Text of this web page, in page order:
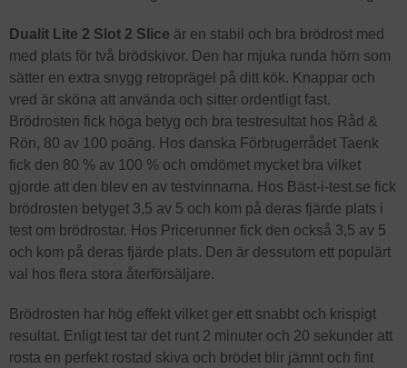
Dualit Lite 2 Slot 2 Slice är en stabil och bra brödrost med
med plats för två brödskivor. Den har mjuka runda hörn som
sätter en extra snygg retroprägel på ditt kök. Knappar och
vred är sköna att använda och sitter ordentligt fast.
Brödrosten fick höga betyg och bra testresultat hos Råd &
Rön, 80 av 100 poäng. Hos danska Förbrugerrådet Taenk
fick den 80 % av 100 % och omdömet mycket bra vilket
gjorde att den blev en av testvinnarna. Hos Bäst-i-test.se fick
brödrosten betyget 3,5 av 5 och kom på deras fjärde plats i
test om brödrostar. Hos Pricerunner fick den också 3,5 av 5
och kom på deras fjärde plats. Den är dessutom ett populärt
val hos flera stora återförsäljare.
Brödrosten har hög effekt vilket ger ett snabbt och krispigt
resultat. Enligt test tar det runt 2 minuter och 20 sekunder att
rosta en perfekt rostad skiva och brödet blir jämnt och fint